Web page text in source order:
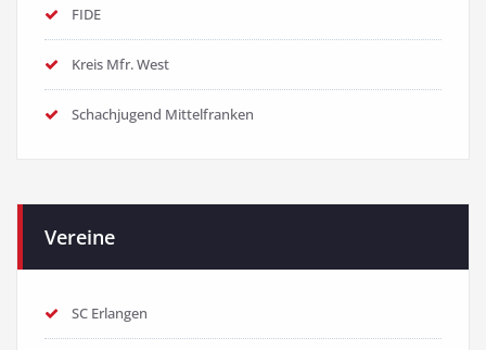
FIDE
Kreis Mfr. West
Schachjugend Mittelfranken
Vereine
SC Erlangen